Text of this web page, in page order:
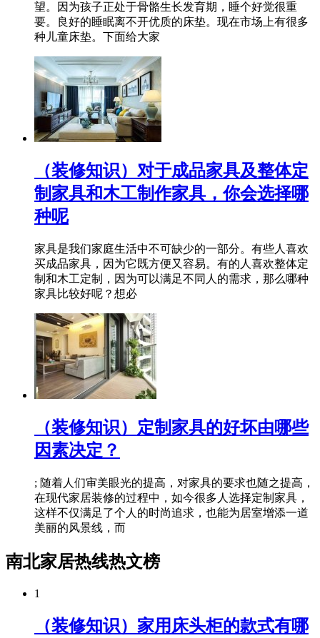
望。因为孩子正处于骨骼生长发育期，睡个好觉很重
要。良好的睡眠离不开优质的床垫。现在市场上有很多
种儿童床垫。下面给大家
（装修知识）对于成品家具及整体定
制家具和木工制作家具，你会选择哪
种呢
家具是我们家庭生活中不可缺少的一部分。有些人喜欢
买成品家具，因为它既方便又容易。有的人喜欢整体定
制和木工定制，因为可以满足不同人的需求，那么哪种
家具比较好呢？想必
（装修知识）定制家具的好坏由哪些
因素决定？
; 随着人们审美眼光的提高，对家具的要求也随之提高，
在现代家居装修的过程中，如今很多人选择定制家具，
这样不仅满足了个人的时尚追求，也能为居室增添一道
美丽的风景线，而
南北家居热线热文榜
1
（装修知识）家用床头柜的款式有哪